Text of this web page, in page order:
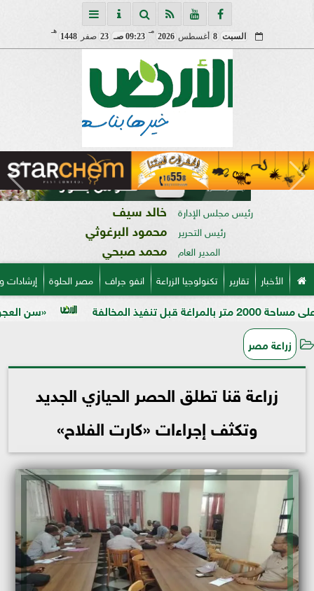
السبت 8 أغسطس 2026
مـ
09:23 صـ 23 صفر 1448
هـ
رئيس مجلس الإدارة خالد سيف
رئيس التحرير محمود البرغوثي
المدير العام محمد صبحي
الأخبار تقارير تكنولوجيا الزراعة انفو جراف مصر الحلوة
«سن العجوز» في الذرة
زراعة مصر
زراعة قنا تطلق الحصر الحيازي الجديد
وتكثف إجراءات «كارت الفلاح»